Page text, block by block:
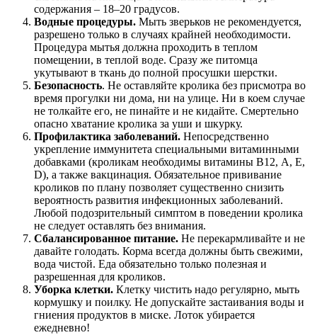
содержания – 18–20 градусов.
Водные процедуры. Мыть зверьков не рекомендуется,
разрешено только в случаях крайней необходимости.
Процедура мытья должна проходить в теплом
помещении, в теплой воде. Сразу же питомца
укутывают в ткань до полной просушки шерстки.
Безопасность. Не оставляйте кролика без присмотра во
время прогулки ни дома, ни на улице. Ни в коем случае
не толкайте его, не пинайте и не кидайте. Смертельно
опасно хватание кролика за уши и шкурку.
Профилактика заболеваний. Непосредственно
укрепление иммунитета специальными витаминными
добавками (кроликам необходимы витамины В12, А, Е,
D), а также вакцинация. Обязательное прививание
кроликов по плану позволяет существенно снизить
вероятность развития инфекционных заболеваний.
Любой подозрительный симптом в поведении кролика
не следует оставлять без внимания.
Сбалансированное питание. Не перекармливайте и не
давайте голодать. Корма всегда должны быть свежими,
вода чистой. Еда обязательно только полезная и
разрешенная для кроликов.
Уборка клетки. Клетку чистить надо регулярно, мыть
кормушку и поилку. Не допускайте застаивания воды и
гниения продуктов в миске. Лоток убирается
ежедневно!